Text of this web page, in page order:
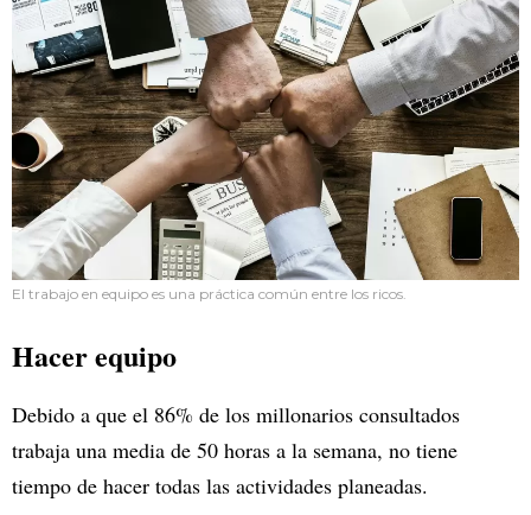
El trabajo en equipo es una práctica común entre los ricos.
Hacer equipo
Debido a que el 86% de los millonarios consultados
trabaja una media de 50 horas a la semana, no tiene
tiempo de hacer todas las actividades planeadas.